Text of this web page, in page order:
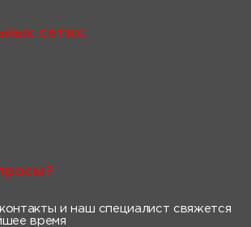
сетях:
и наш специалист свяжется
время